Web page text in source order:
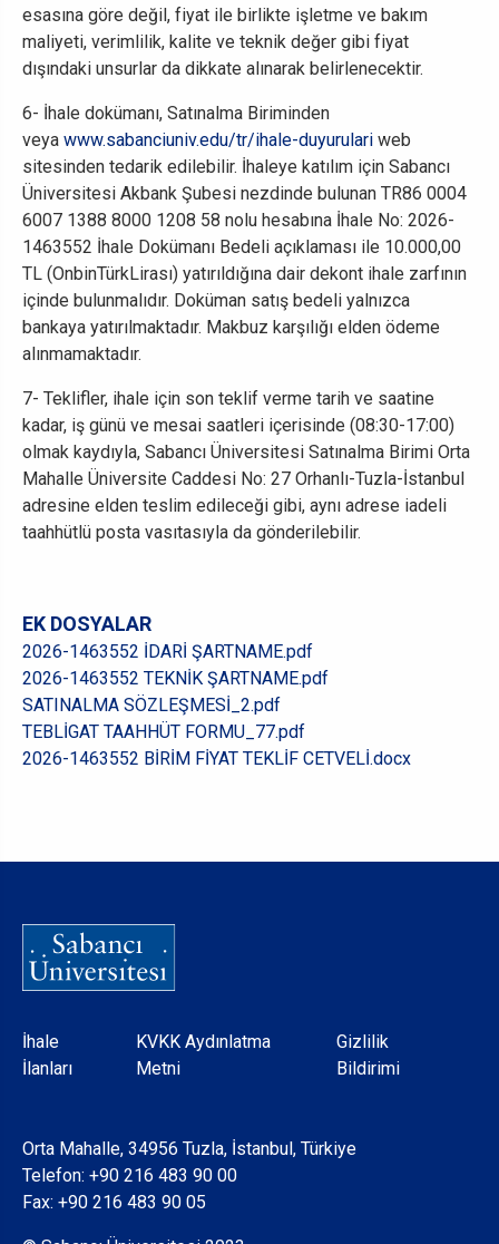
esasına göre değil, fiyat ile birlikte işletme ve bakım
maliyeti, verimlilik, kalite ve teknik değer gibi fiyat
dışındaki unsurlar da dikkate alınarak belirlenecektir.
6- İhale dokümanı, Satınalma Biriminden
veya www.sabanciuniv.edu/tr/ihale-duyurulari web
sitesinden tedarik edilebilir. İhaleye katılım için Sabancı
Üniversitesi Akbank Şubesi nezdinde bulunan TR86 0004
6007 1388 8000 1208 58 nolu hesabına İhale No: 2026-
1463552 İhale Dokümanı Bedeli açıklaması ile 10.000,00
TL (OnbinTürkLirası) yatırıldığına dair dekont ihale zarfının
içinde bulunmalıdır. Doküman satış bedeli yalnızca
bankaya yatırılmaktadır. Makbuz karşılığı elden ödeme
alınmamaktadır.
7- Teklifler, ihale için son teklif verme tarih ve saatine
kadar, iş günü ve mesai saatleri içerisinde (08:30-17:00)
olmak kaydıyla, Sabancı Üniversitesi Satınalma Birimi Orta
Mahalle Üniversite Caddesi No: 27 Orhanlı-Tuzla-İstanbul
adresine elden teslim edileceği gibi, aynı adrese iadeli
taahhütlü posta vasıtasıyla da gönderilebilir.
EK DOSYALAR
2026-1463552 İDARİ ŞARTNAME.pdf
2026-1463552 TEKNİK ŞARTNAME.pdf
SATINALMA SÖZLEŞMESİ_2.pdf
TEBLİGAT TAAHHÜT FORMU_77.pdf
2026-1463552 BİRİM FİYAT TEKLİF CETVELİ.docx
Dipnot
İhale
İlanları
KVKK Aydınlatma
Metni
Gizlilik
Bildirimi
Orta Mahalle, 34956 Tuzla, İstanbul, Türkiye
Telefon: +90 216 483 90 00
Fax: +90 216 483 90 05